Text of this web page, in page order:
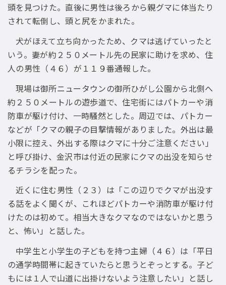
頭を見つけた。直後に男性は後ろから親グマに体当たり
されて転倒し、頭と尻をかまれた。
犬がほえて立ち向かったため、クマは逃げていったと
いう。妻が約２５０メートル先の民家に助けを求め、住
人の男性（４６）が１１９番通報した。
現場は御所ニュータウンの御所ひがし公園から北側へ
約２５０メートルの遊歩道で、住宅街にはパトカーや消
防車が駆け付け、一時騒然とした。周辺では、パトカー
などが「クマの親子の目撃情報がありました。外出は最
小限に控え、外出する際はクマに十分ご注意ください」
と呼び掛け、金沢市は付近の民家にクマの出没を知らせ
るチラシを配った。
近くに住む男性（２３）は「この辺りでクマが出没す
る話をよく聞くが、これほどパトカーや消防車が駆け付
けたのは初めて。相当大きなクマなのではないかと思う
と、怖い」と話した。
中学生と小学生の子どもを持つ主婦（４６）は「平日
の通学時間帯に起きていたらと思うとぞっとする。子ど
もには１人で山道に出掛けないよう注意したい」と話し